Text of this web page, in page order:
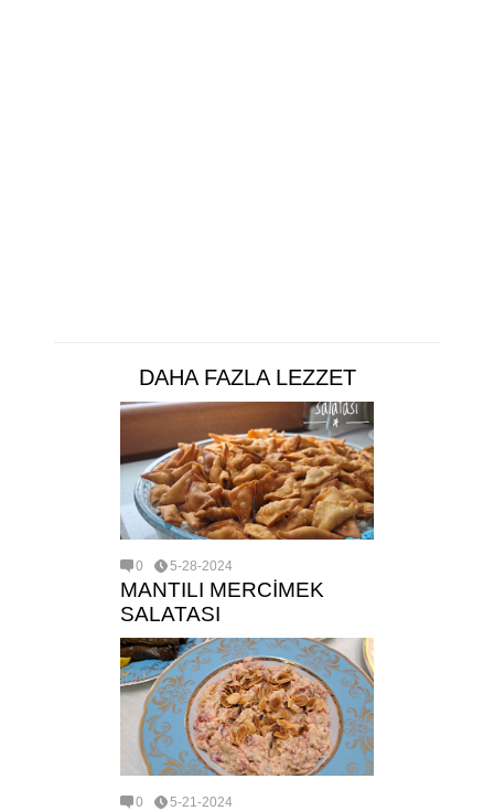
DAHA FAZLA LEZZET
0 5-28-2024
MANTILI MERCİMEK
SALATASI
0 5-21-2024